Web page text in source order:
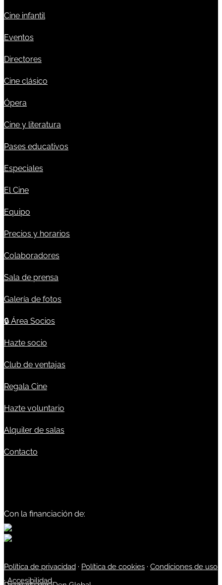
Cine infantil
Eventos
Directores
Cine clásico
Ópera
Cine y literatura
Pases educativos
Especiales
El Cine
Equipo
Precios y horarios
Colaboradores
Sala de prensa
Galería de fotos
🔒 Área Socios
Hazte socio
Club de ventajas
Regala Cine
Hazte voluntario
Alquiler de salas
Contacto
Con la financiación de:
Política de privacidad · Política de cookies · Condiciones de uso
·Accesibilidad